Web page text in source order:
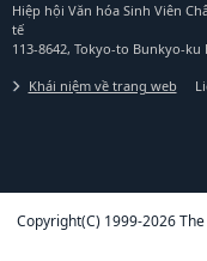
Hiệp hội Văn hóa Sinh Viên
tế
113-8642, Tokyo-to Bunkyo-
Khái niệm về trang web
Copyright(C) 1999-2026